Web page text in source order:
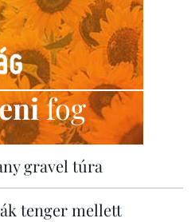
fog
gravel túra
tenger mellett